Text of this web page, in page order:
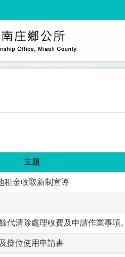
主題
租金收取新制宣導
代清除處理收費及申請作業事項。
攤位使用申請書